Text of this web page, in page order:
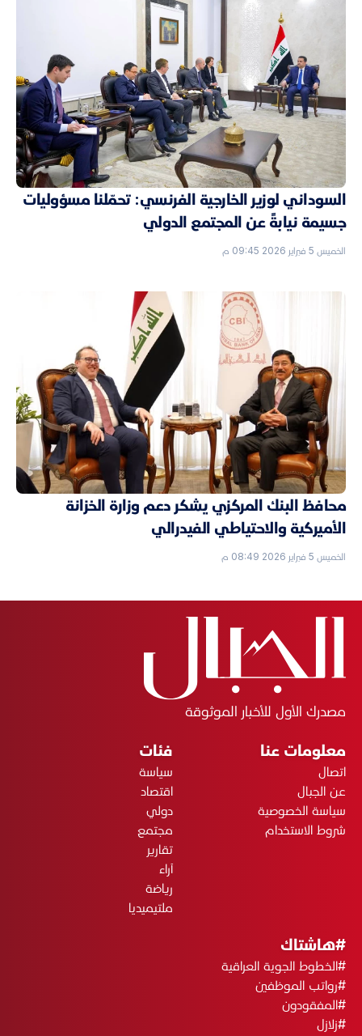
السوداني لوزير الخارجية الفرنسي: تحمّلنا مسؤوليات
جسيمة نيابةً عن المجتمع الدولي
الخميس 5 فبراير 2026 09:45 م
محافظ البنك المركزي يشكر دعم وزارة الخزانة
الأميركية والاحتياطي الفيدرالي
الخميس 5 فبراير 2026 08:49 م
مصدرك الأول للأخبار الموثوقة
معلومات عنا
اتصال
عن الجبال
سياسة الخصوصية
شروط الاستخدام
فئات
سياسة
اقتصاد
دولي
مجتمع
تقارير
آراء
رياضة
ملتيميديا
#هاشتاك
#الخطوط الجوية العراقية
#رواتب الموظفين
#المفقودون
#زلازل